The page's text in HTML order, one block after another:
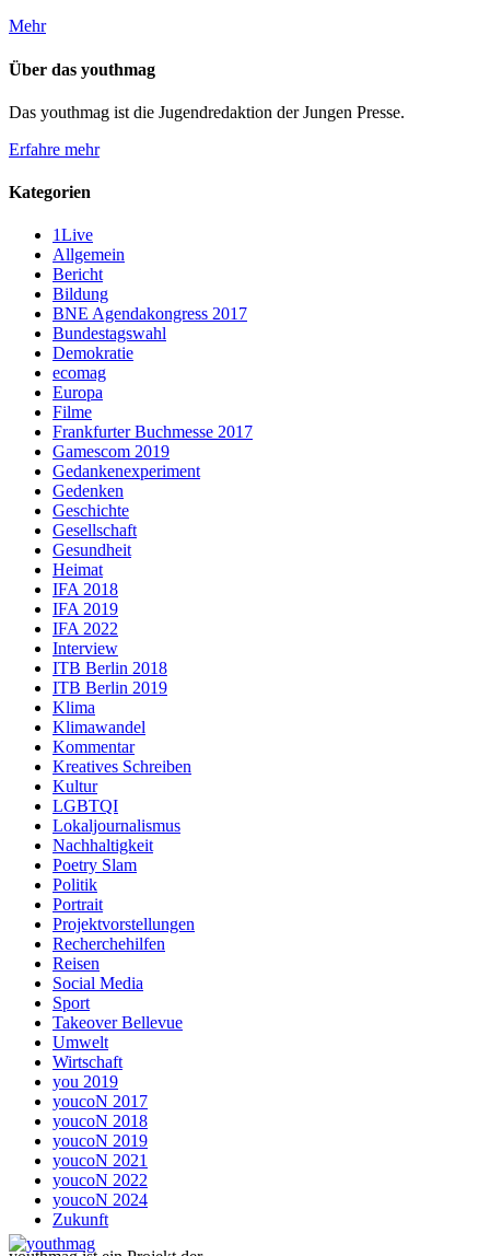
Mehr
Über das youthmag
Das youthmag ist die Jugendredaktion der Jungen Presse.
Erfahre mehr
Kategorien
1Live
Allgemein
Bericht
Bildung
BNE Agendakongress 2017
Bundestagswahl
Demokratie
ecomag
Europa
Filme
Frankfurter Buchmesse 2017
Gamescom 2019
Gedankenexperiment
Gedenken
Geschichte
Gesellschaft
Gesundheit
Heimat
IFA 2018
IFA 2019
IFA 2022
Interview
ITB Berlin 2018
ITB Berlin 2019
Klima
Klimawandel
Kommentar
Kreatives Schreiben
Kultur
LGBTQI
Lokaljournalismus
Nachhaltigkeit
Poetry Slam
Politik
Portrait
Projektvorstellungen
Recherchehilfen
Reisen
Social Media
Sport
Takeover Bellevue
Umwelt
Wirtschaft
you 2019
youcoN 2017
youcoN 2018
youcoN 2019
youcoN 2021
youcoN 2022
youcoN 2024
Zukunft